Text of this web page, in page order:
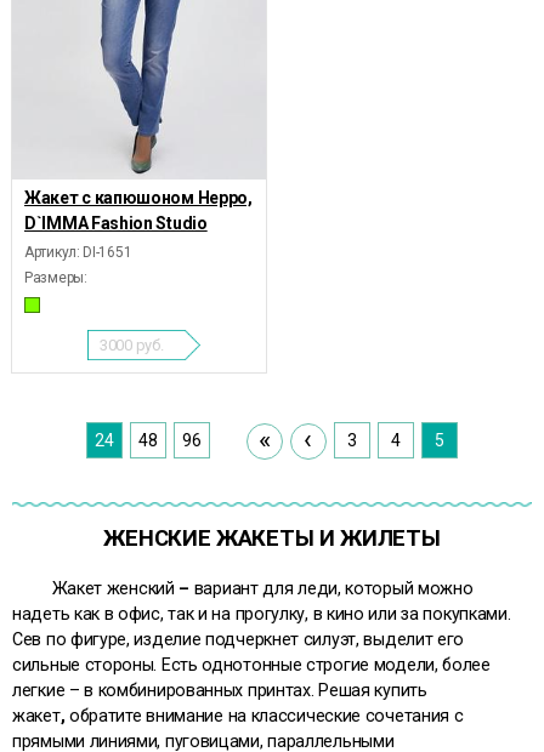
Жакет с капюшоном Нерро,
D`IMMA Fashion Studio
Артикул: DI-1651
Размеры:
3000 руб.
24 48 96 « ‹ 3 4 5
ЖЕНСКИЕ ЖАКЕТЫ И ЖИЛЕТЫ
Жакет женский – вариант для леди, который можно
надеть как в офис, так и на прогулку, в кино или за покупками.
Сев по фигуре, изделие подчеркнет силуэт, выделит его
сильные стороны. Есть однотонные строгие модели, более
легкие – в комбинированных принтах. Решая купить
жакет, обратите внимание на классические сочетания с
прямыми линиями, пуговицами, параллельными